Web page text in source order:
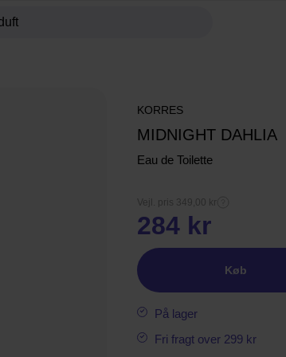
KORRES
MIDNIGHT DAHLIA
Eau de Toilette
Vejl. pris 349,00 kr
284 kr
Køb
På lager
Fri fragt over 299 kr